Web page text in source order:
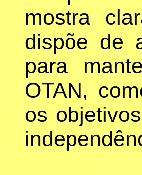
mostra
dispõe de
para
OTAN,
os